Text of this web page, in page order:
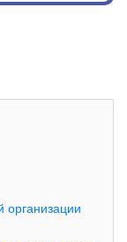
организации